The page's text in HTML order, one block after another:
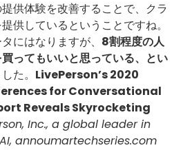
供体験を改善することで、クラ
供しているということですね。
にはなりますが、 8割程度の人
ってもいいと思っている、とい
た。 LivePerson’s 2020
for Conversational
Reveals Skyrocketing
Inc., a global leader in
annoumartechseries.com